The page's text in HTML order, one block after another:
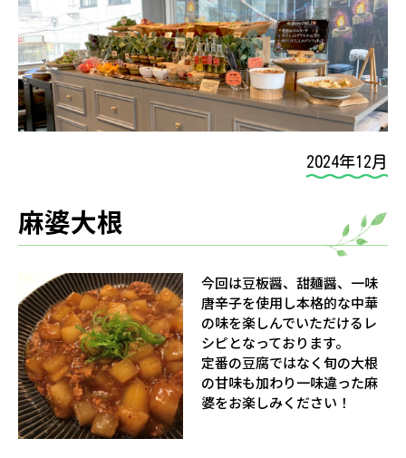
2024年12月
麻婆大根
今回は豆板醤、甜麺醤、一味
唐辛子を使用し本格的な中華
の味を楽しんでいただけるレ
シピとなっております。
定番の豆腐ではなく旬の大根
の甘味も加わり一味違った麻
婆をお楽しみください！